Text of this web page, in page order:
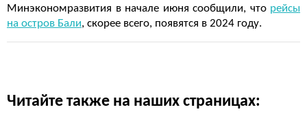
Минэкономразвития в начале июня сообщили, что рейсы
на остров Бали, скорее всего, появятся в 2024 году.
Читайте также на наших страницах: